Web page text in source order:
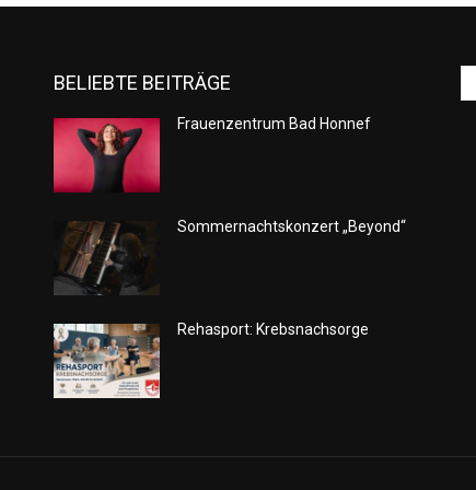
BELIEBTE BEITRÄGE
Frauenzentrum Bad Honnef
Sommernachtskonzert „Beyond“
Rehasport: Krebsnachsorge